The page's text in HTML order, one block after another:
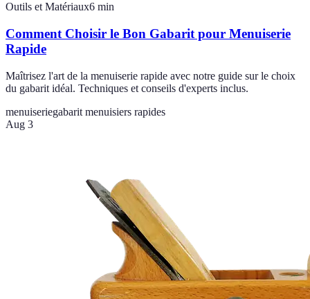
Outils et Matériaux6 min
Comment Choisir le Bon Gabarit pour Menuiserie
Rapide
Maîtrisez l'art de la menuiserie rapide avec notre guide sur le choix
du gabarit idéal. Techniques et conseils d'experts inclus.
menuiseriegabarit menuisiers rapides
Aug 3